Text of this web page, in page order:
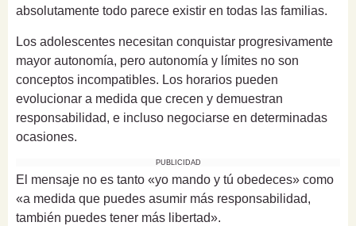
absolutamente todo parece existir en todas las familias.
Los adolescentes necesitan conquistar progresivamente
mayor autonomía, pero autonomía y límites no son
conceptos incompatibles. Los horarios pueden
evolucionar a medida que crecen y demuestran
responsabilidad, e incluso negociarse en determinadas
ocasiones.
PUBLICIDAD
El mensaje no es tanto «yo mando y tú obedeces» como
«a medida que puedes asumir más responsabilidad,
también puedes tener más libertad».